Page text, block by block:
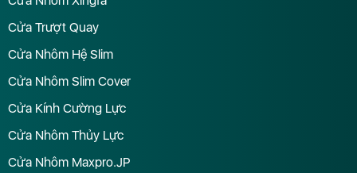
Cửa Trượt Quay
Cửa Nhôm Hệ Slim
Cửa Nhôm Slim Cover
Cửa Kính Cường Lực
Cửa Nhôm Thủy Lực
Cửa Nhôm Maxpro.JP